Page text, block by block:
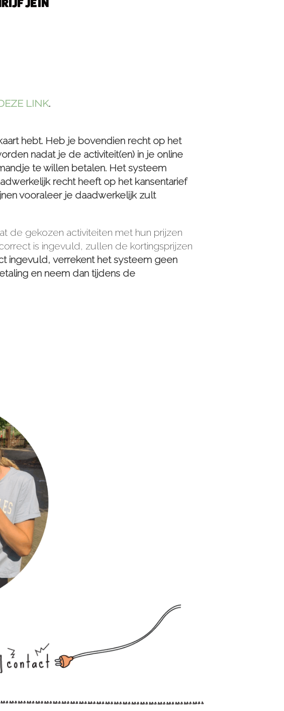
LINK.
hebt. Heb je bovendien recht op het
nadat je de activiteit(en) in je online
te willen betalen. Het systeem
recht heeft op het kansentarief
vooraleer je daadwerkelijk zult
de gekozen activiteiten met hun prijzen
is ingevuld, zullen de kortingsprijzen
ingevuld, verrekent het systeem geen
en neem dan tijdens de